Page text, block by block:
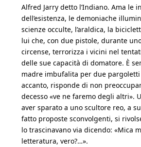
Alfred Jarry detto l’Indiano. Ama le
dell’esistenza, le demoniache
scienze occulte, l’araldica, la
lui che, con due pistole, durante
circense, terrorizza i vicini nel
delle sue capacità di domatore. È
madre imbufalita per due
accanto, risponde di non
decesso «ve ne faremo degli altri».
aver sparato a uno scultore reo, a
fatto proposte sconvolgenti, si
lo trascinavano via dicendo: «Mica
letteratura, vero?…».